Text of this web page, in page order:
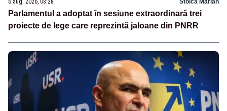
6 aug. 2026, 08:28 Stoica Marian
Parlamentul a adoptat în sesiune extraordinară trei
proiecte de lege care reprezintă jaloane din PNRR